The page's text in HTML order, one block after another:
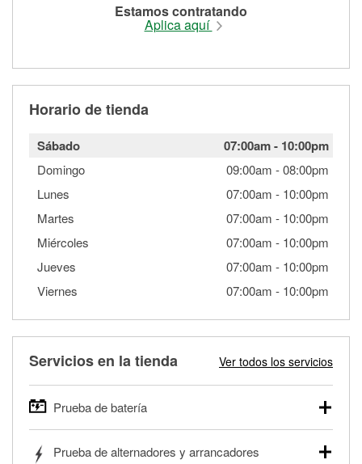
Estamos contratando
Aplica aquí
Horario de tienda
Sábado 07:00am- 10:00pm
Domingo 09:00am -08:00pm
Lunes
07:00am - 10:00pm
Martes
07:00am - 10:00pm
Miércoles
07:00am - 10:00pm
Jueves
07:00am - 10:00pm
Viernes
07:00am - 10:00pm
Servicios en la tienda Ver todos los servicios
Prueba de batería
autos, camionetas, SUVs, vehículos comerciales y
Prueba de alternadores y arrancadores